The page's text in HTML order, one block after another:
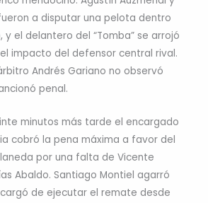
a disputar una pelota dentro
y el delantero del “Tomba” se arrojó
impacto del defensor central rival.
Andrés Gariano no observó
penal.
minutos más tarde el encargado
cobró la pena máxima a favor del
por una falta de Vicente
Abaldo. Santiago Montiel agarró
de ejecutar el remate desde